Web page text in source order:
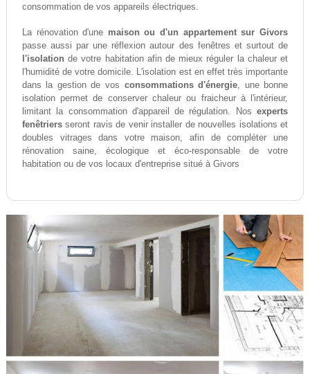
consommation de vos appareils électriques.
La rénovation d'une maison ou d'un appartement sur Givors
passe aussi par une réflexion autour des fenêtres et surtout de
l'isolation de votre habitation afin de mieux réguler la chaleur et
l'humidité de votre domicile. L'isolation est en effet très importante
dans la gestion de vos consommations d'énergie, une bonne
isolation permet de conserver chaleur ou fraicheur à l'intérieur,
limitant la consommation d'appareil de régulation. Nosexperts
fenêtriersseront ravis de venir installer de nouvelles isolations et
doubles vitrages dans votre maison, afin de compléter une
rénovation saine, écologique et éco-responsable de votre
habitation ou de vos locaux d'entreprise situé à Givors